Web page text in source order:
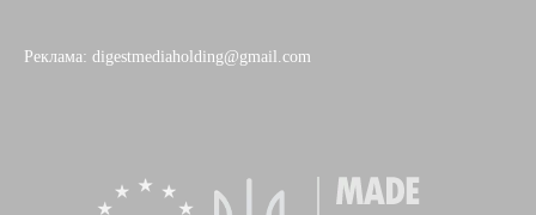
Реклама: digestmediaholding@gmail.com